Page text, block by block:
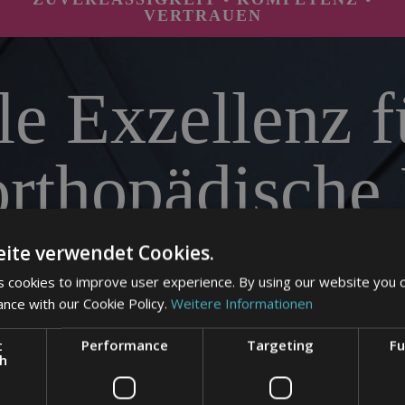
VERTRAUEN
Exzellenz
verwendet Cookies.
cookies to improve user experience. By using our website you
with our Cookie Policy. Weitere Informationen
Performance Targeting